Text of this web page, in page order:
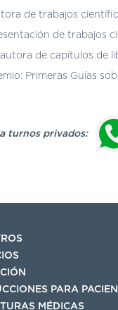
de trabajos
de trabajos
de capítulos de
Primeras Guías
turnos privados:
PARA
MÉDICAS